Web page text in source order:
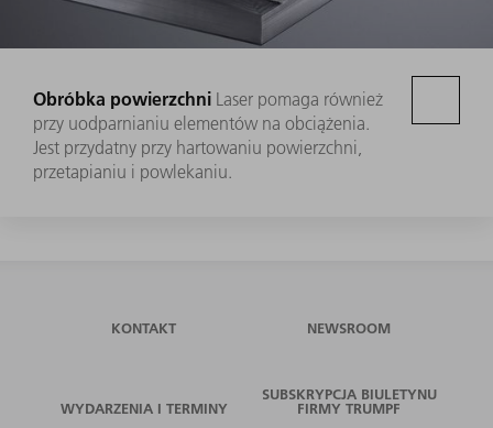
Obróbka powierzchni Laser pomaga również
przy uodparnianiu elementów na obciążenia.
Jest przydatny przy hartowaniu powierzchni,
przetapianiu i powlekaniu.
KONTAKT NEWSROOM
WYDARZENIA I TERMINY
SUBSKRYPCJA BIULETYNU
FIRMY TRUMPF